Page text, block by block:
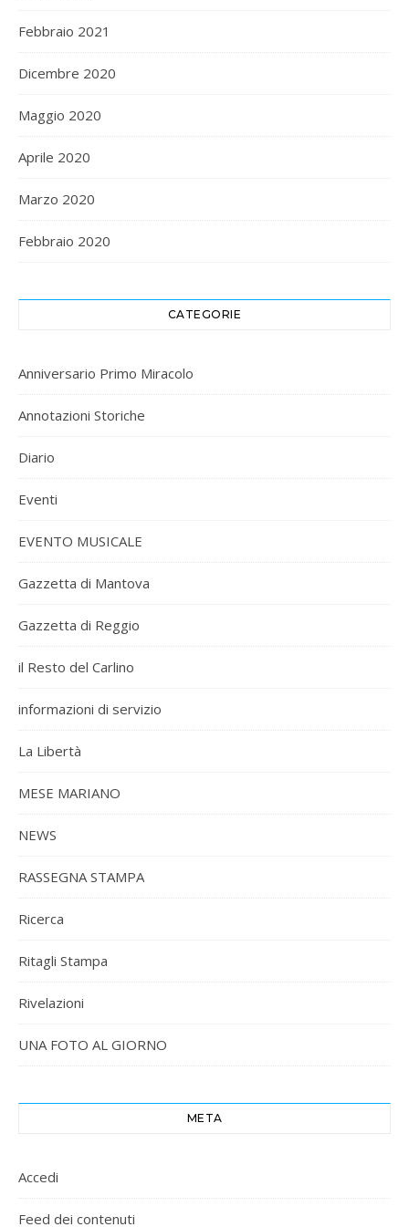
Febbraio 2021
Dicembre 2020
Maggio 2020
Aprile 2020
Marzo 2020
Febbraio 2020
CATEGORIE
Anniversario Primo Miracolo
Annotazioni Storiche
Diario
Eventi
EVENTO MUSICALE
Gazzetta di Mantova
Gazzetta di Reggio
il Resto del Carlino
informazioni di servizio
La Libertà
MESE MARIANO
NEWS
RASSEGNA STAMPA
Ricerca
Ritagli Stampa
Rivelazioni
UNA FOTO AL GIORNO
META
Accedi
Feed dei contenuti